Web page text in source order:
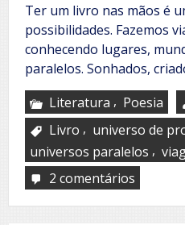
Ter um livro nas mãos é
possibilidades. Fazemos
conhecendo lugares,
paralelos. Sonhados,
Literatura , Poesia
Livro , universo de
universos paralelos ,
2 comentários
livro